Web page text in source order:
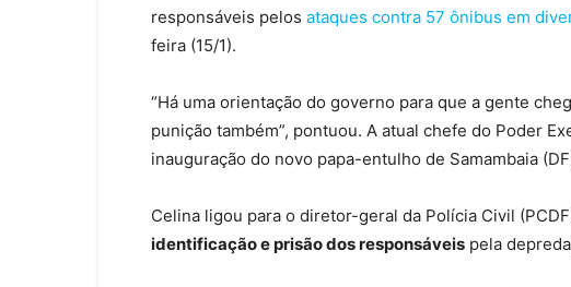
responsáveis pelos ataques contra 57 ônibus em
feira (15/1).
“Há uma orientação do governo para que a gente
punição também”, pontuou. A atual chefe do Poder
inauguração do novo papa-entulho de Samambaia
Celina ligou para o diretor-geral da Polícia Civil
identificação e prisão dos responsáveis pela